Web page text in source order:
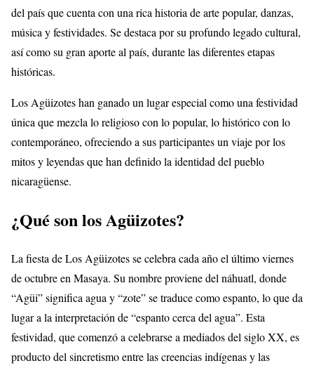
del país que cuenta con una rica historia de arte popular, danzas,
música y festividades. Se destaca por su profundo legado cultural,
así como su gran aporte al país, durante las diferentes etapas
históricas.
Los Agüizotes han ganado un lugar especial como una festividad
única que mezcla lo religioso con lo popular, lo histórico con lo
contemporáneo, ofreciendo a sus participantes un viaje por los
mitos y leyendas que han definido la identidad del pueblo
nicaragüense.
¿Qué son los Agüizotes?
La fiesta de Los Agüizotes se celebra cada año el último viernes
de octubre en Masaya. Su nombre proviene del náhuatl, donde
“Agüi” significa agua y “zote” se traduce como espanto, lo que da
lugar a la interpretación de “espanto cerca del agua”. Esta
festividad, que comenzó a celebrarse a mediados del siglo XX, es
producto del sincretismo entre las creencias indígenas y las